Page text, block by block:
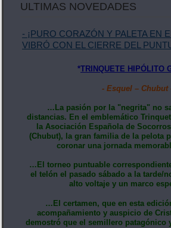
ULTIMAS NOVEDADES
- ¡PURO CORAZÓN Y PALETA EN
VIBRÓ CON EL CIERRE DEL
*TRINQUETE HIPÓLITO
- Esquel – Chubut
…La pasión por la "negrita" no
distancias. En el emblemático
la Asociación Española de
(Chubut), la gran familia de la pelota
coronar una jornada
…El torneo puntuable
el telón el pasado sábado a la tarde/
alto voltaje y un marco
…El certamen, que en esta
acompañamiento y auspicio de
demostró que el semillero patagónico